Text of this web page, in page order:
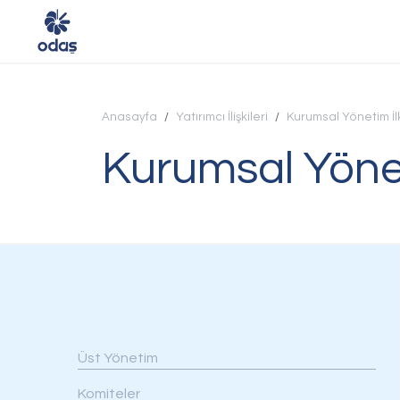
Kurumsal
ODAŞ'ta Hayat
Anasayfa Yatırımcı İlişkileri Kurumsal Yönetim
Kurumsal
Üst Yönetim
Komiteler